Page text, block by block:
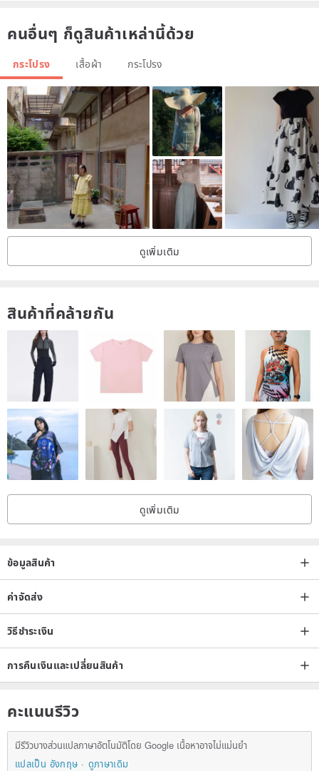
คนอื่นๆ ก็ดูสินค้าเหล่านี้ด้วย
กระโปรง เสื้อผ้า กระโปรง
ดูเพิ่มเติม
สินค้าที่คล้ายกัน
ดูเพิ่มเติม
ข้อมูลสินค้า
ค่าจัดส่ง
วิธีชำระเงิน
การคืนเงินและเปลี่ยนสินค้า
คะแนนรีวิว
มีรีวิวบางส่วนแปลภาษาอัตโนมัติโดย Google เนื้อหาอาจไม่แม่นยำ
แปลเป็น อังกฤษ
ดูภาษาเดิม